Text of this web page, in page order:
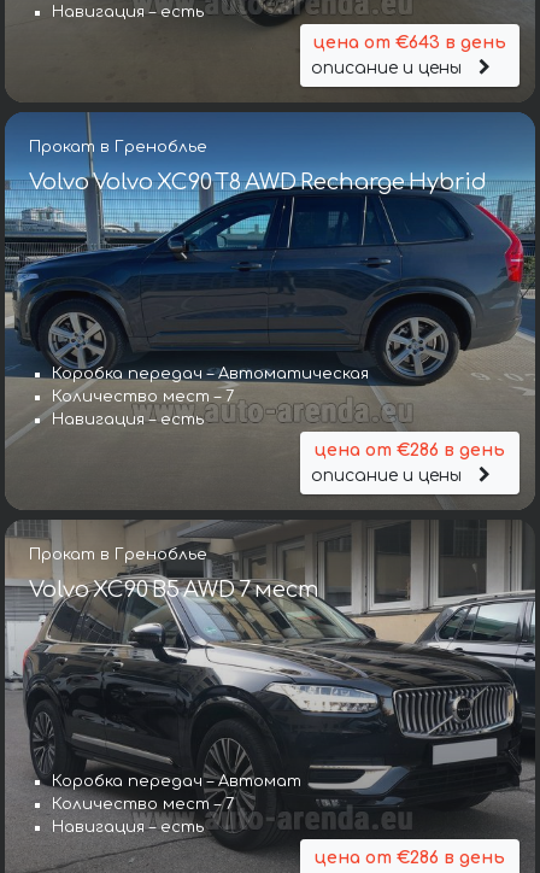
Навигация – есть
цена от €643 в день
описание и цены
Прокат в Греноблье
Volvo Volvo XC90 T8 AWD Recharge Hybrid
Коробка передач – Автоматическая
Количество мест – 7
Навигация – есть
цена от €286 в день
описание и цены
Прокат в Греноблье
Volvo XC90 B5 AWD 7 мест
Коробка передач – Автомат
Количество мест – 7
Навигация – есть
цена от €286 в день